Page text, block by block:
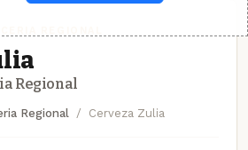
Regional
Regional Cerveza Zulia